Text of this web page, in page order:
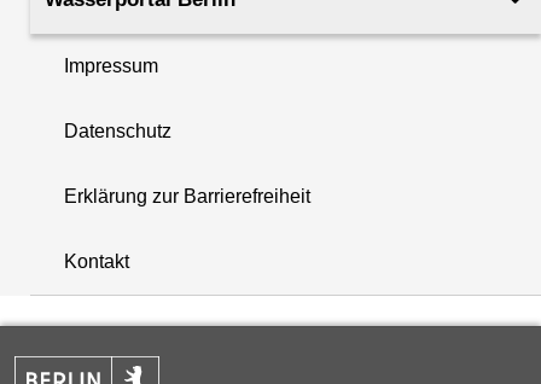
+
−
Impressum
Datenschutz
Erklärung zur Barrierefreiheit
Kontakt